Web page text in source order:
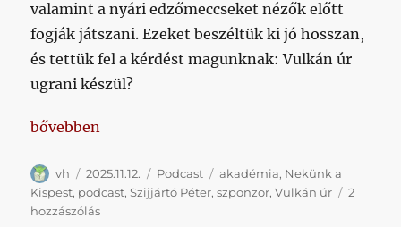
valamint a nyári edzőmeccseket nézők előtt
fogják játszani. Ezeket beszéltük ki jó hosszan,
és tettük fel a kérdést magunknak: Vulkán úr
ugrani készül?
„Elnökség, szponzor, futsal csarnok, akadémiai
bővebben
Szerző
vh Közzétéve
2025.11.12. Kategória
Podcast Címke
akadémia, Nekünk a
Kispest, podcast,Szijjártó Péter,szponzor,Vulkán úr
2
hozzászólásElnökség,